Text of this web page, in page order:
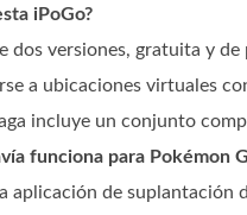
iPoGo?
dos versiones, gratuita y
a ubicaciones virtuales
incluye un conjunto
funciona para Pokémon
aplicación de